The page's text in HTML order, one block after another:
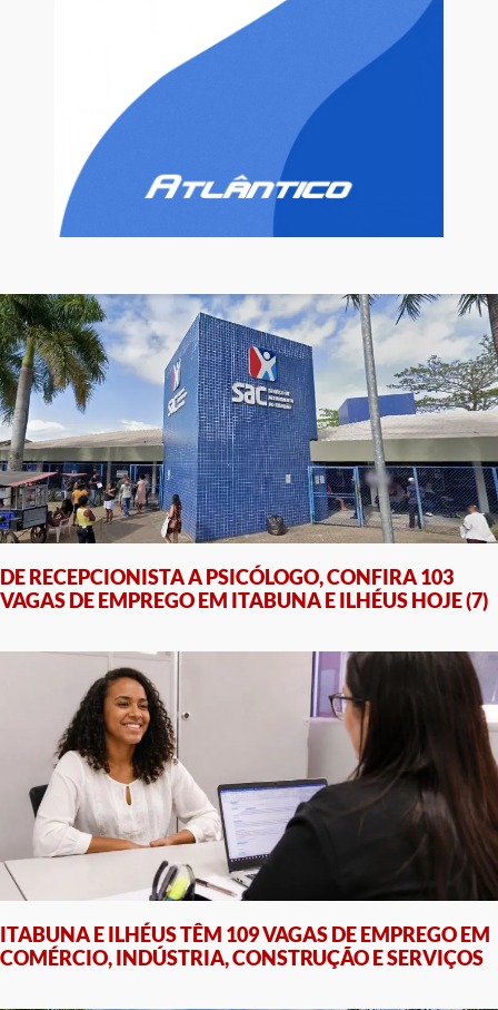
DE RECEPCIONISTA A PSICÓLOGO, CONFIRA 103
VAGAS DE EMPREGO EM ITABUNA E ILHÉUS HOJE (7)
ITABUNA E ILHÉUS TÊM 109 VAGAS DE EMPREGO EM
COMÉRCIO, INDÚSTRIA, CONSTRUÇÃO E SERVIÇOS